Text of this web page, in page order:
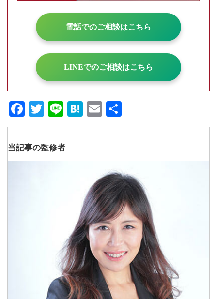
電話でのご相談はこちら
LINEでのご相談はこちら
Fa
ce
bo
ok
T
wi
tte
r
Li
ne
H
at
E
m 有
当記事の監修者